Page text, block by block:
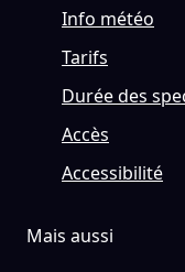
Info météo
Tarifs
Durée des
Accès
Accessibilité
Mais aussi